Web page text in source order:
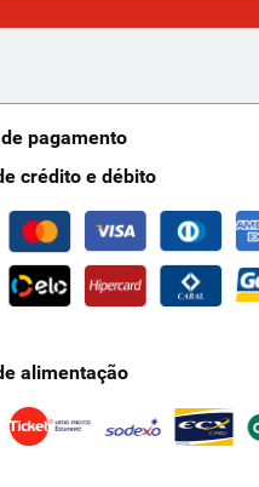
pagamento
crédito e débito
alimentação